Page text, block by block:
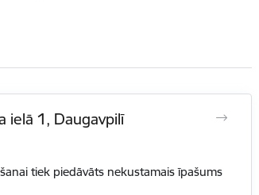
ielā 1, Daugavpilī
tiek piedāvāts nekustamais īpašums